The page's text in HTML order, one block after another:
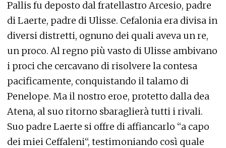
Pallis fu deposto dal fratellastro Arcesio, padre
di Laerte, padre di Ulisse. Cefalonia era divisa in
diversi distretti, ognuno dei quali aveva un re,
un proco. Al regno più vasto di Ulisse ambivano
i proci che cercavano di risolvere la contesa
pacificamente, conquistando il talamo di
Penelope. Ma il nostro eroe, protetto dalla dea
Atena, al suo ritorno sbaraglierà tutti i rivali.
Suo padre Laerte si offre di affiancarlo “a capo
dei miei Ceffaleni“, testimoniando così quale